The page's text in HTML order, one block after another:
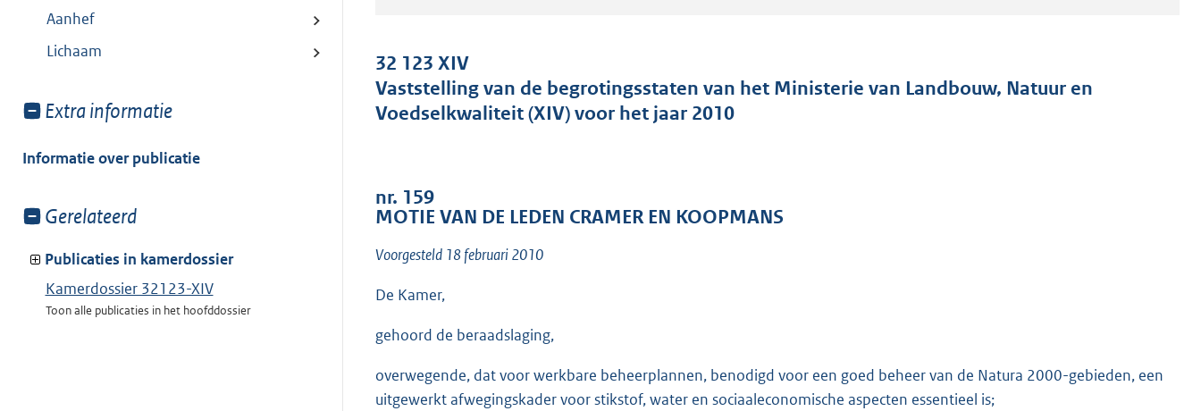
van:
Aanhef
Lichaam
Toon
van:
Extra informatie
Informatie over publicatie
Toon
van:
Gerelateerd
Publicaties in kamerdossier
Kamerdossier 32123-XIV
Toon alle publicaties in het hoofddossier
a
n
o
1
2
32 123 XIV
Vaststelling van de begrotingsstaten van het Ministerie van Landbouw, Natuur en
Voedselkwaliteit (XIV) voor het jaar 2010
nr. 159
MOTIE VAN DE LEDEN CRAMER EN KOOPMANS
Voorgesteld 18 februari 2010
De Kamer,
gehoord de beraadslaging,
overwegende, dat voor werkbare beheerplannen, benodigd voor een goed beheer van de Natura 2000-gebieden, een
uitgewerkt afwegingskader voor stikstof, water en sociaaleconomische aspecten essentieel is;